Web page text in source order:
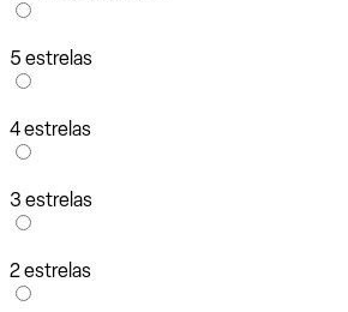
5 estrelas
4 estrelas
3 estrelas
2 estrelas